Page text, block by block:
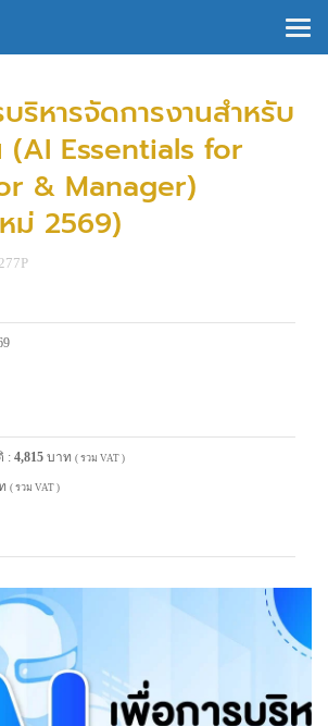
ริหารจัดการงานสำหรับ
(AI Essentials for
& Manager)
ม่ 2569)
: 4,815 บาท ( รวม VAT )
( รวม VAT )
×